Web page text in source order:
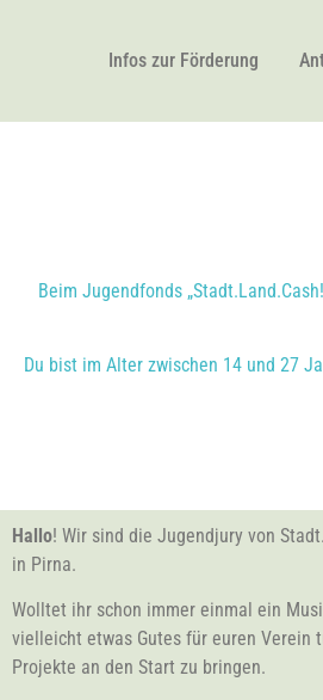
Infos zur Förderung
Beim Jugendfonds
Du bist im Alter zwischen 14 und 27
Hallo! Wir sind die Jugendjury von
in Pirna.
Wolltet ihr schon immer einmal ein
vielleicht etwas Gutes für euren Verein
Projekte an den Start zu bringen.